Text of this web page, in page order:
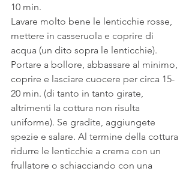
10 min.
Lavare molto bene le lenticchie rosse,
mettere in casseruola e coprire di
acqua (un dito sopra le lenticchie).
Portare a bollore, abbassare al minimo,
coprire e lasciare cuocere per circa 15-
20 min. (di tanto in tanto girate,
altrimenti la cottura non risulta
uniforme). Se gradite, aggiungete
spezie e salare. Al termine della cottura
ridurre le lenticchie a crema con un
frullatore o schiacciando con una